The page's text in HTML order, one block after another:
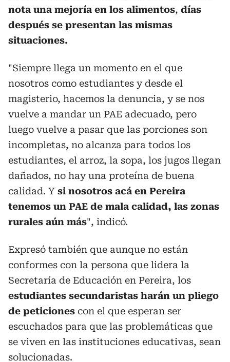
nota una mejoría en los alimentos, días
después se presentan las mismas
situaciones.
"Siempre llega un momento en el que
nosotros como estudiantes y desde el
magisterio, hacemos la denuncia, y se nos
vuelve a mandar un PAE adecuado, pero
luego vuelve a pasar que las porciones son
incompletas, no alcanza para todos los
estudiantes, el arroz, la sopa, los jugos llegan
dañados, no hay una proteína de buena
calidad. Y si nosotros acá en Pereira
tenemos un PAE de mala calidad, las zonas
rurales aún más", indicó.
Expresó también que aunque no están
conformes con la persona que lidera la
Secretaría de Educación en Pereira, los
estudiantes secundaristas harán un pliego
de peticiones con el que esperan ser
escuchados para que las problemáticas que
se viven en las instituciones educativas, sean
solucionadas.